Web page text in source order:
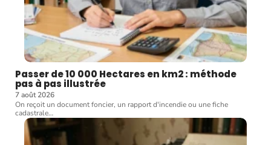
Passer de 10 000 Hectares en km2 : méthode
pas à pas illustrée
7 août 2026
On reçoit un document foncier, un rapport d'incendie ou une fiche
cadastrale…